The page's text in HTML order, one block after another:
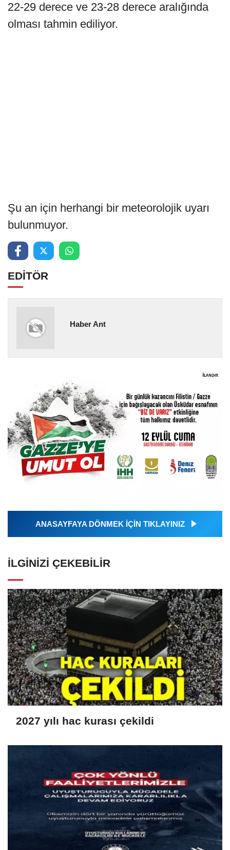
22-29 derece ve 23-28 derece aralığında
olması tahmin ediliyor.
Şu an için herhangi bir meteorolojik uyarı
bulunmuyor.
EDİTÖR
Haber Ant
ANASAYFAYA DÖNMEK İÇİN TIKLAYINIZ
İLGINIZI ÇEKEBILIR
2027 yılı hac kurası çekildi